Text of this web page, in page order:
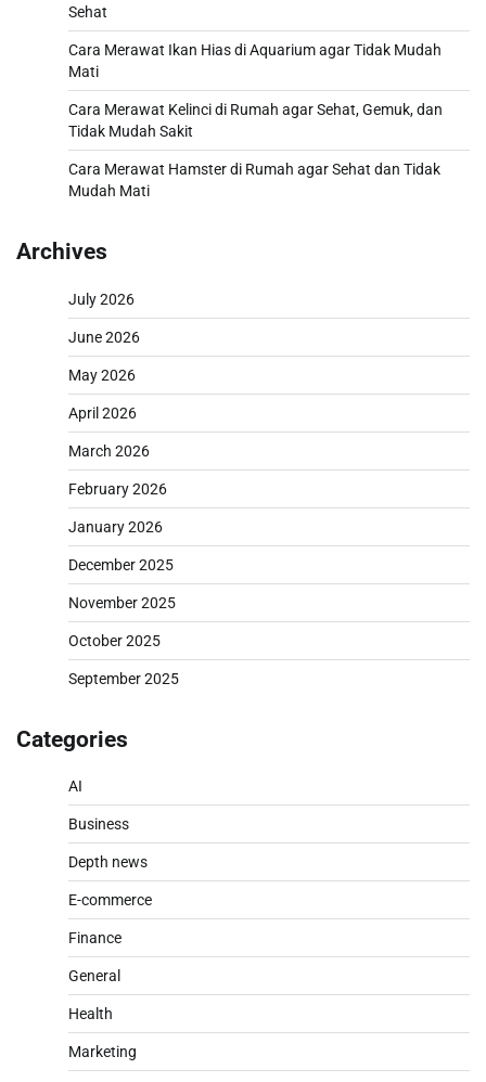
Sehat
Cara Merawat Ikan Hias di Aquarium agar Tidak Mudah
Mati
Cara Merawat Kelinci di Rumah agar Sehat, Gemuk, dan
Tidak Mudah Sakit
Cara Merawat Hamster di Rumah agar Sehat dan Tidak
Mudah Mati
Archives
July 2026
June 2026
May 2026
April 2026
March 2026
February 2026
January 2026
December 2025
November 2025
October 2025
September 2025
Categories
AI
Business
Depth news
E-commerce
Finance
General
Health
Marketing